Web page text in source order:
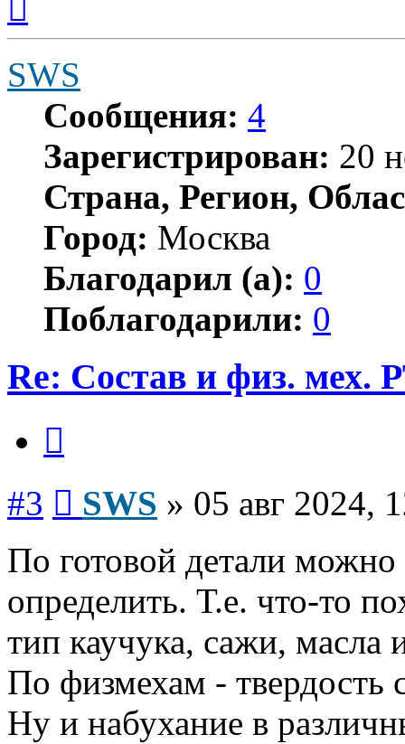
началу
SWS
Сообщения: 4
Зарегистрирован: 20
Страна, Регион,
Город: Москва
Благодарил (а): 0
Поблагодарили: 0
Re: Состав и физ. мех.
#3 SWS » 05 авг 2024,
По готовой детали
определить. Т.е. что-то
тип каучука, сажи, масла
По физмехам - твердость
Ну и набухание в